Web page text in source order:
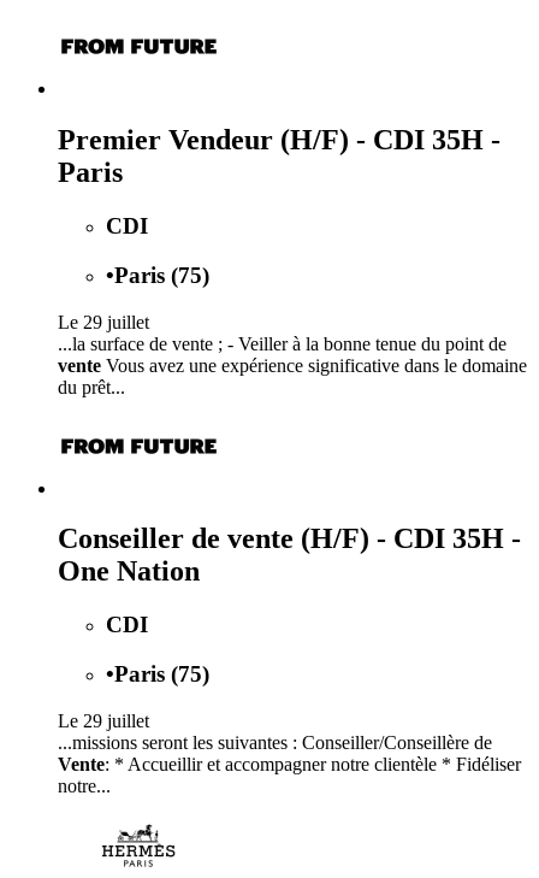
Premier Vendeur (H/F) - CDI 35H -
Paris
CDI
•Paris (75)
Le 29 juillet
...la surface de vente ; - Veiller à la bonne tenue du point de
vente Vous avez une expérience significative dans le domaine
du prêt...
Conseiller de vente (H/F) - CDI 35H -
One Nation
CDI
•Paris (75)
Le 29 juillet
...missions seront les suivantes : Conseiller/Conseillère de
Vente: * Accueillir et accompagner notre clientèle * Fidéliser
notre...